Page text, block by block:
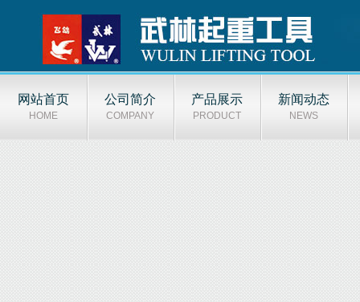
网站首页
HOME
公司简介
COMPANY
产品展示
PRODUCT
新闻动态
NEWS